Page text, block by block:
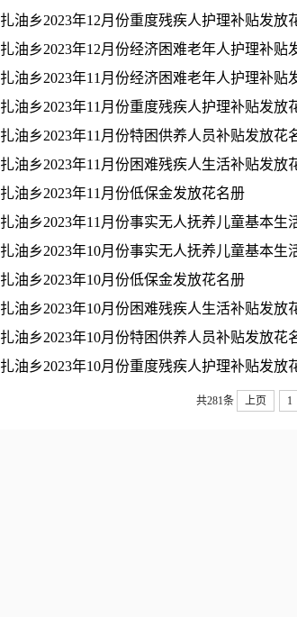
扎油乡2023年12月份重度残疾人护理补贴发放
扎油乡2023年12月份经济困难老年人护理补贴
扎油乡2023年11月份经济困难老年人护理补贴
扎油乡2023年11月份重度残疾人护理补贴发放
扎油乡2023年11月份特困供养人员补贴发放花
扎油乡2023年11月份困难残疾人生活补贴发放
扎油乡2023年11月份低保金发放花名册
扎油乡2023年11月份事实无人抚养儿童基本生
扎油乡2023年10月份事实无人抚养儿童基本生
扎油乡2023年10月份低保金发放花名册
扎油乡2023年10月份困难残疾人生活补贴发放
扎油乡2023年10月份特困供养人员补贴发放花
扎油乡2023年10月份重度残疾人护理补贴发放
共281条 上页 1